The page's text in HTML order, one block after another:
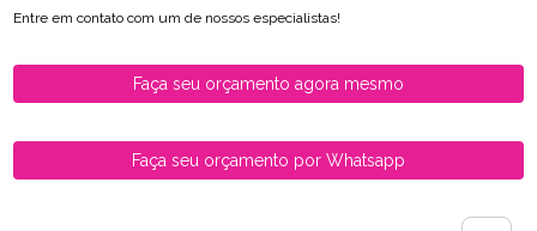
Entre em contato com um de nossos especialistas!
Faça seu orçamento agora mesmo
Faça seu orçamento por Whatsapp